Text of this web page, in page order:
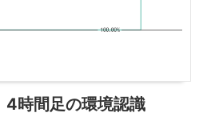
4時間足の環境認識